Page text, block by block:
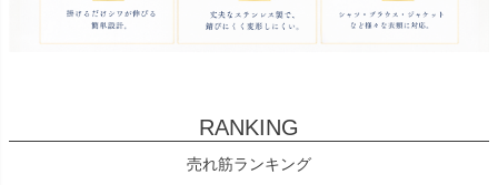
RANKING
売れ筋ランキング